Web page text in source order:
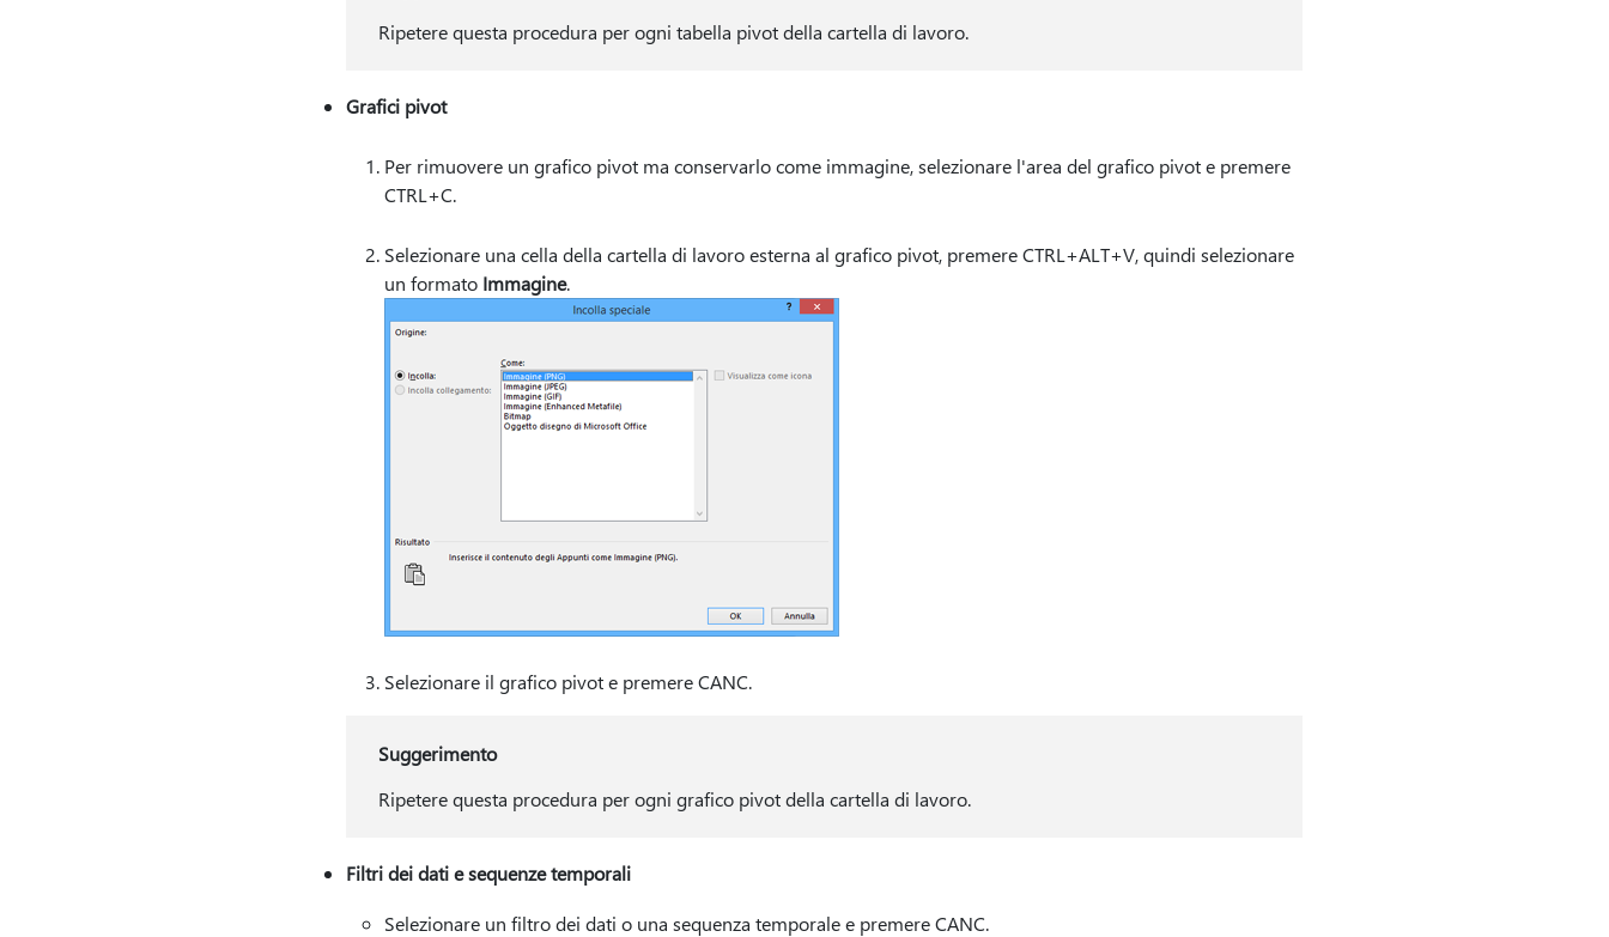
Ripetere questa procedura per ogni tabella pivot della cartella di lavoro.
Grafici pivot
Per rimuovere un grafico pivot ma conservarlo come immagine, selezionare l'area del grafico pivot e premere
CTRL+C.
Selezionare una cella della cartella di lavoro esterna al grafico pivot, premere CTRL+ALT+V, quindi selezionare
un formato Immagine.
Selezionare il grafico pivot e premere CANC.
Suggerimento
Ripetere questa procedura per ogni grafico pivot della cartella di lavoro.
Filtri dei dati e sequenze temporali
Selezionare un filtro dei dati o una sequenza temporale e premere CANC.